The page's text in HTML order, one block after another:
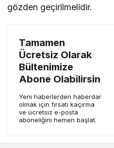
gözden geçirilmelidir.
Tamamen
Ücretsiz Olarak
Bültenimize
Abone Olabilirsin
Yeni haberlerden haberdar
olmak için fırsatı kaçırma
ve ücretsiz e-posta
aboneliğini hemen başlat.